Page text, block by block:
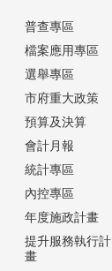
普查專區
檔案應用專區
選舉專區
市府重大政策
預算及決算
會計月報
統計專區
內控專區
年度施政計畫
提升服務執行計
畫